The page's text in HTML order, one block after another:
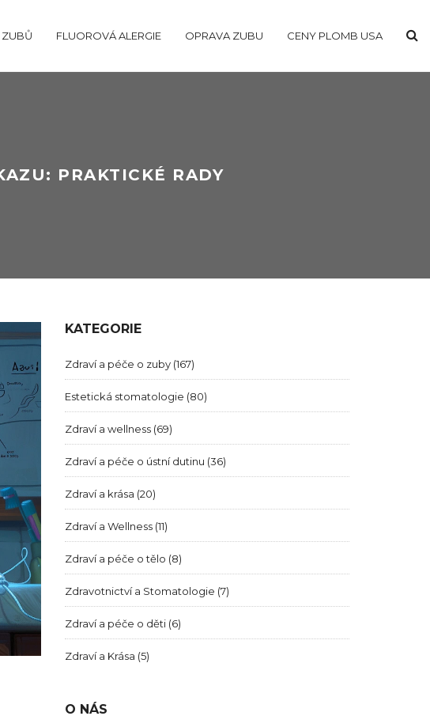
ZUBŮ FLUOROVÁ ALERGIE OPRAVA ZUBU CENY PLOMB USA
PRAKTICKÉ RADY
KATEGORIE
Zdraví a péče o zuby (167)
Estetická stomatologie (80)
Zdraví a wellness (69)
Zdraví a péče o ústní dutinu (36)
Zdraví a krása (20)
Zdraví a Wellness (11)
Zdraví a péče o tělo (8)
Zdravotnictví a Stomatologie (7)
Zdraví a péče o děti (6)
Zdraví a Krása (5)
O NÁS